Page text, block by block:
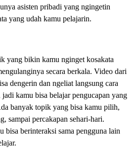
asisten pribadi yang ngingetin
yang udah kamu pelajarin.
yang bikin kamu nginget kosakata
secara berkala. Video dari
dengerin dan ngeliat langsung cara
kamu bisa belajar pengucapan yang
banyak topik yang bisa kamu pilih,
sampai percakapan sehari-hari.
bisa berinteraksi sama pengguna lain